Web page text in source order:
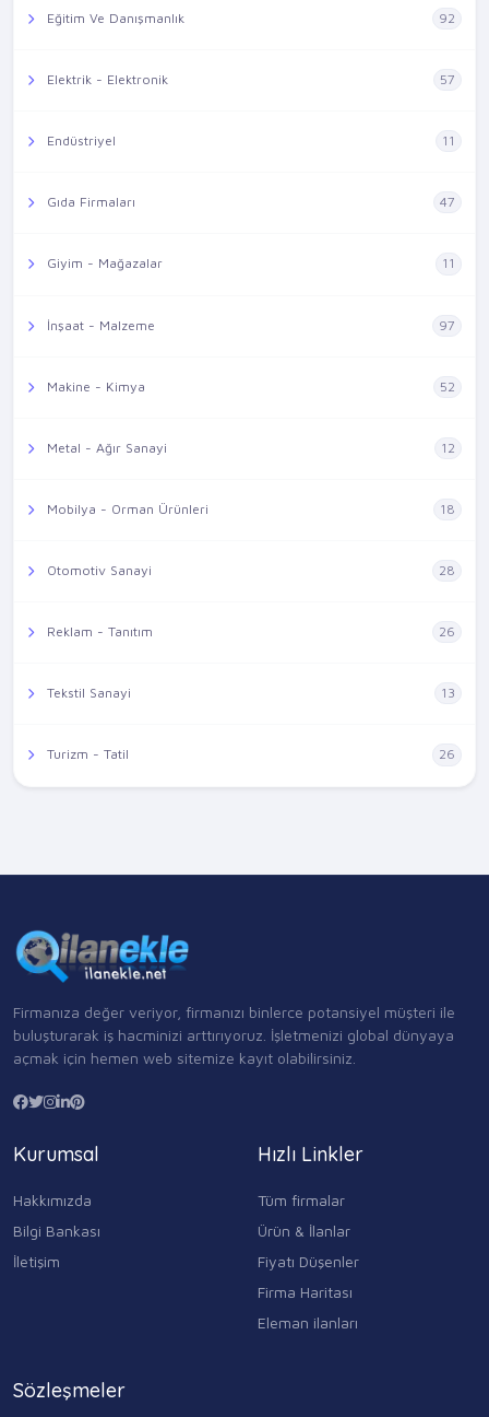
Eğitim Ve Danışmanlık 92
Elektrik - Elektronik 57
Endüstriyel 11
Gıda Firmaları 47
Giyim - Mağazalar 11
İnşaat - Malzeme 97
Makine - Kimya 52
Metal - Ağır Sanayi 12
Mobilya - Orman Ürünleri 18
Otomotiv Sanayi 28
Reklam - Tanıtım 26
Tekstil Sanayi 13
Turizm - Tatil 26
Firmanıza değer veriyor, firmanızı binlerce potansiyel müşteri ile
buluşturarak iş hacminizi arttırıyoruz. İşletmenizi global dünyaya
açmak için hemen web sitemize kayıt olabilirsiniz.
Kurumsal
Hakkımızda
Bilgi Bankası
İletişim
Hızlı Linkler
Tüm firmalar
Ürün & İlanlar
Fiyatı Düşenler
Firma Haritası
Eleman ilanları
Sözleşmeler